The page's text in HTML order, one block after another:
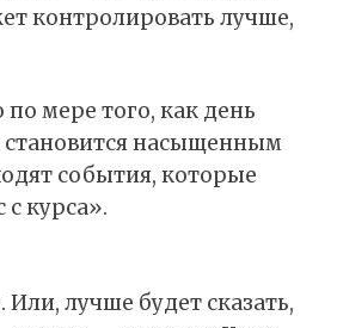
контролировать лучше,
по мере того, как день
насыщенным
события, которые
с курса».
лучше будет сказать,